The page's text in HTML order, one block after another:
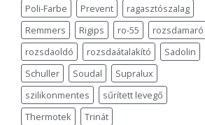
Poli-Farbe
Prevent
ragasztószalag
Remmers
Rigips ro-55
rozsdamaró
rozsdaoldó
rozsdaátalakító
Sadolin
Schuller
Soudal
Supralux
szilikonmentes
sűrített levegő
Thermotek
Trinát